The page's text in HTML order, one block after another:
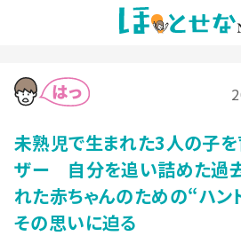
未熟児で生まれた3人の子を
ザー 自分を追い詰めた過去
れた赤ちゃんのための“ハ
その思いに迫る